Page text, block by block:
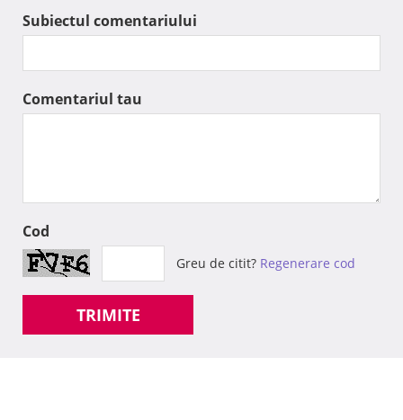
Subiectul comentariului
Comentariul tau
Cod
Greu de citit? Regenerare cod
TRIMITE